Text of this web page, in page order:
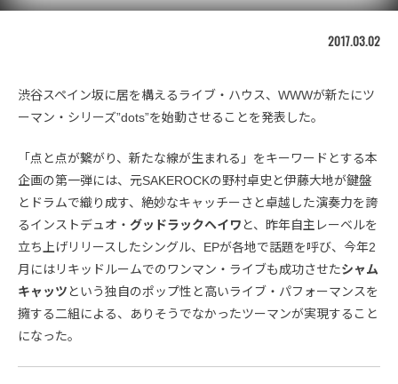
2017.03.02
渋谷スペイン坂に居を構えるライブ・ハウス、WWWが新たにツ
ーマン・シリーズ”dots”を始動させることを発表した。
「点と点が繋がり、新たな線が生まれる」をキーワードとする本
企画の第一弾には、元SAKEROCKの野村卓史と伊藤大地が鍵盤
とドラムで織り成す、絶妙なキャッチーさと卓越した演奏力を誇
るインストデュオ・ グッドラックヘイワ と、昨年自主レーベルを
立ち上げリリースしたシングル、EPが各地で話題を呼び、今年2
月にはリキッドルームでのワンマン・ライブも成功させたシャム
キャッツ という独自のポップ性と高いライブ・パフォーマンスを
擁する二組による、ありそうでなかったツーマンが実現すること
になった。